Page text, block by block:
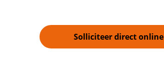
Solliciteer direct online